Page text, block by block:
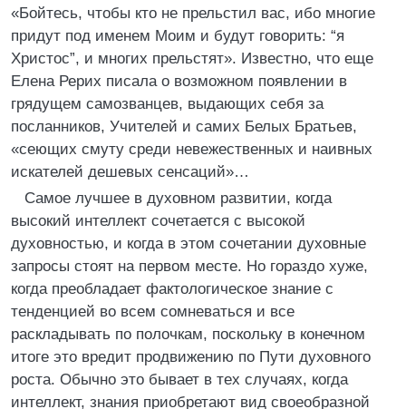
«Бойтесь, чтобы кто не прельстил вас, ибо многие
придут под именем Моим и будут говорить: “я
Христос”, и многих прельстят». Известно, что еще
Елена Рерих писала о возможном появлении в
грядущем самозванцев, выдающих себя за
посланников, Учителей и самих Белых Братьев,
«сеющих смуту среди невежественных и наивных
искателей дешевых сенсаций»…
Самое лучшее в духовном развитии, когда
высокий интеллект сочетается с высокой
духовностью, и когда в этом сочетании духовные
запросы стоят на первом месте. Но гораздо хуже,
когда преобладает фактологическое знание с
тенденцией во всем сомневаться и все
раскладывать по полочкам, поскольку в конечном
итоге это вредит продвижению по Пути духовного
роста. Обычно это бывает в тех случаях, когда
интеллект, знания приобретают вид своеобразной